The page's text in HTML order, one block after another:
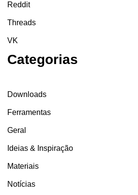
Reddit
Threads
VK
Categorias
Downloads
Ferramentas
Geral
Ideias & Inspiração
Materiais
Notícias